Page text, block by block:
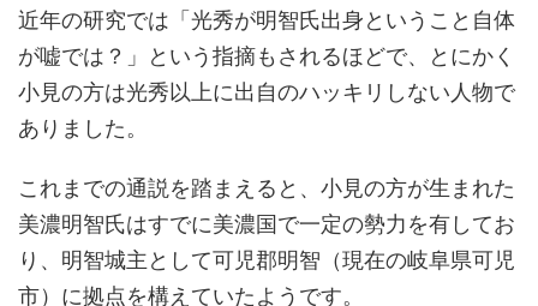
近年の研究では「光秀が明智氏出身ということ自体
が嘘では？」という指摘もされるほどで、とにかく
小見の方は光秀以上に出自のハッキリしない人物で
ありました。
これまでの通説を踏まえると、小見の方が生まれた
美濃明智氏はすでに美濃国で一定の勢力を有してお
り、明智城主として可児郡明智（現在の岐阜県可児
市）に拠点を構えていたようです。